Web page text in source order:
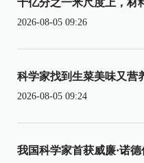
2026-08-05 09:26
科学家找到生菜美味又营
2026-08-05 09:24
我国科学家首获威廉·诺